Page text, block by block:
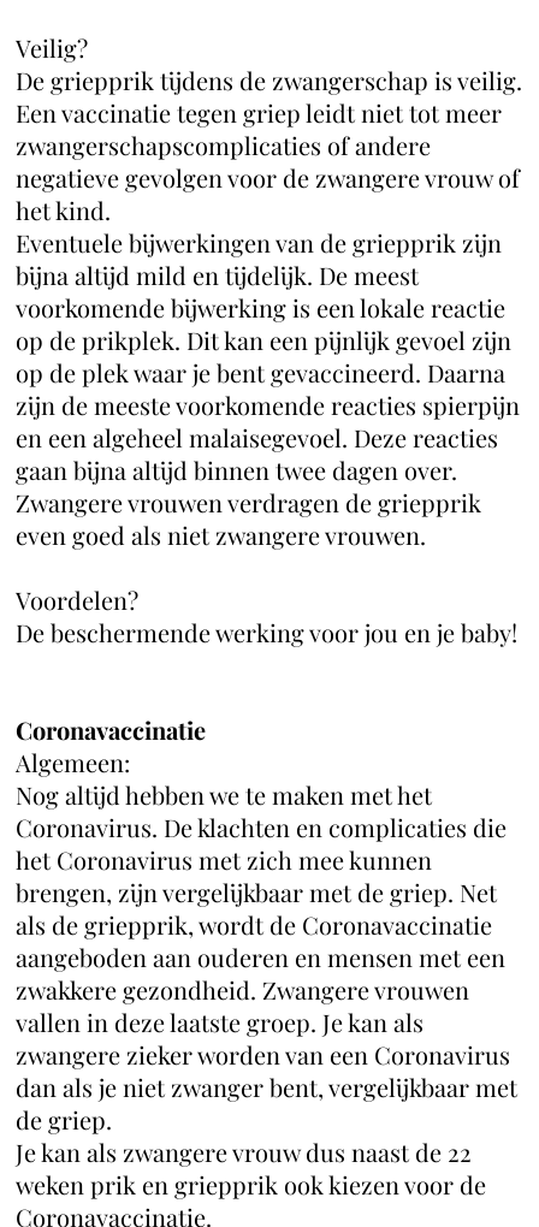
Veilig?
De griepprik tijdens de zwangerschap is veilig.
Een vaccinatie tegen griep leidt niet tot meer
zwangerschapscomplicaties of andere
negatieve gevolgen voor de zwangere vrouw of
het kind.
Eventuele bijwerkingen van de griepprik zijn
bijna altijd mild en tijdelijk. De meest
voorkomende bijwerking is een lokale reactie
op de prikplek. Dit kan een pijnlijk gevoel zijn
op de plek waar je bent gevaccineerd. Daarna
zijn de meeste voorkomende reacties spierpijn
en een algeheel malaisegevoel. Deze reacties
gaan bijna altijd binnen twee dagen over.
Zwangere vrouwen verdragen de griepprik
even goed als niet zwangere vrouwen.
Voordelen?
De beschermende werking voor jou en je baby!
Coronavaccinatie
Algemeen:
Nog altijd hebben we te maken met het
Coronavirus. De klachten en complicaties die
het Coronavirus met zich mee kunnen
brengen, zijn vergelijkbaar met de griep. Net
als de griepprik, wordt de Coronavaccinatie
aangeboden aan ouderen en mensen met een
zwakkere gezondheid. Zwangere vrouwen
vallen in deze laatste groep. Je kan als
zwangere zieker worden van een Coronavirus
dan als je niet zwanger bent, vergelijkbaar met
de griep.
Je kan als zwangere vrouw dus naast de 22
weken prik en griepprik ook kiezen voor de
Coronavaccinatie.